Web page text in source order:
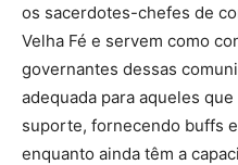
os sacerdotes-chefes de
Velha Fé e servem como
governantes dessas
adequada para aqueles
suporte, fornecendo buffs
enquanto ainda têm a